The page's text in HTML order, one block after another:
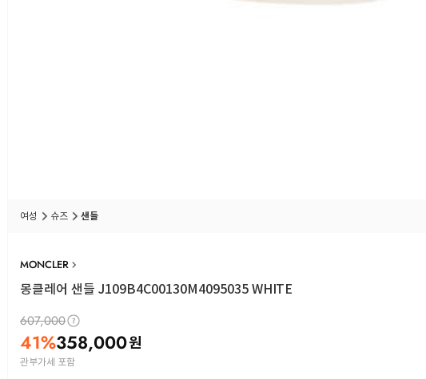
여성 슈즈 샌들
MONCLER
몽클레어 샌들 J109B4C00130M4095035 WHITE
607,000
41%358,000원
관부가세 포함